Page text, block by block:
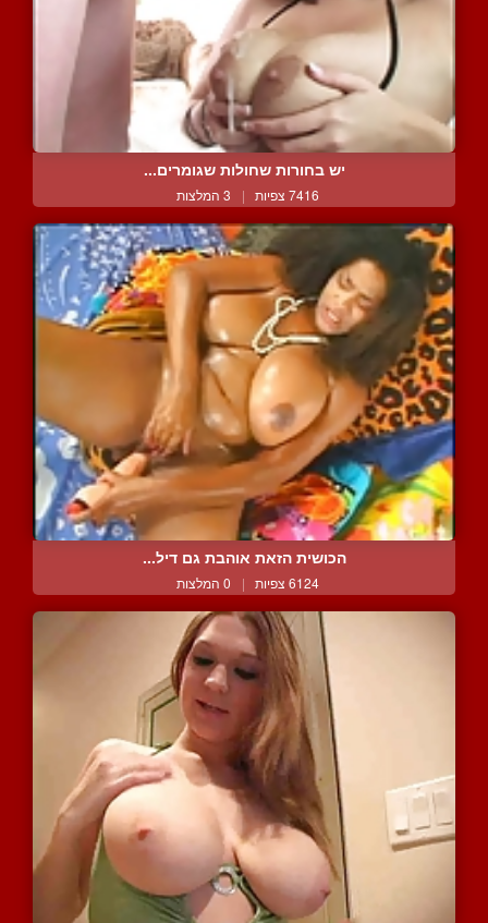
יש בחורות שחולות שגומרים...
7416 צפיות | 3 המלצות
הכושית הזאת אוהבת גם דיל...
6124 צפיות | 0 המלצות